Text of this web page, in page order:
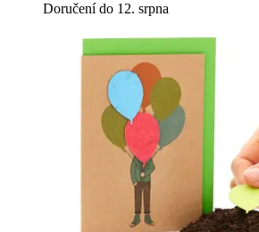
Doručení do 12. srpna